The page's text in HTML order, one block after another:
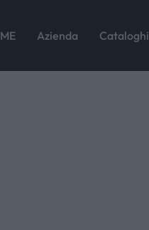
Azienda Cataloghi